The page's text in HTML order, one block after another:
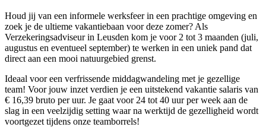
Houd jij van een informele werksfeer in een prachtige omgeving en
zoek je de ultieme vakantiebaan voor deze zomer? Als
Verzekeringsadviseur in Leusden kom je voor 2 tot 3 maanden (juli,
augustus en eventueel september) te werken in een uniek pand dat
direct aan een mooi natuurgebied grenst.
Ideaal voor een verfrissende middagwandeling met je gezellige
team! Voor jouw inzet verdien je een uitstekend vakantie salaris van
€ 16,39 bruto per uur. Je gaat voor 24 tot 40 uur per week aan de
slag in een veelzijdig setting waar na werktijd de gezelligheid wordt
voortgezet tijdens onze teamborrels!